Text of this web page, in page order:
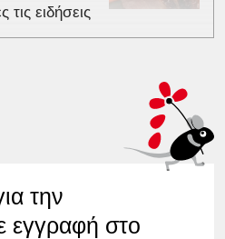
τις ειδήσεις
την
εγγραφή στο